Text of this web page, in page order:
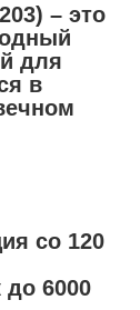
– это
для
в
со 120
до 6000